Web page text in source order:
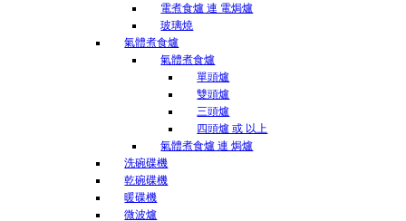
電煮食爐 連 電焗爐
玻璃燒
氣體煮食爐
氣體煮食爐
單頭爐
雙頭爐
三頭爐
四頭爐 或 以上
氣體煮食爐 連 焗爐
洗碗碟機
乾碗碟機
暖碟機
微波爐